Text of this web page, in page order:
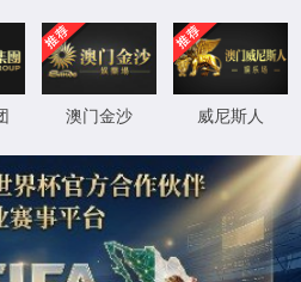
XML 地图